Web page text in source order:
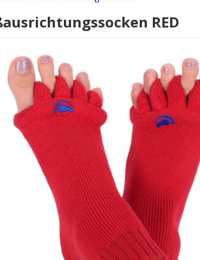
RED